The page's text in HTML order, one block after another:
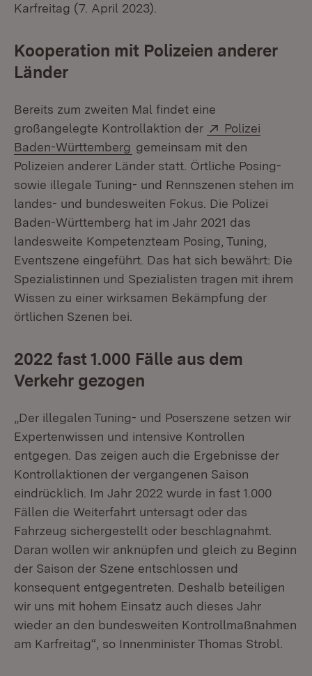
Karfreitag (7. April 2023).
Kooperation mit Polizeien anderer
Länder
Bereits zum zweiten Mal findet eine
großangelegte Kontrollaktion der
Extern:
Polizei
Baden-Württemberg (Öffnet in neuem Fenster)
gemeinsam mit den
Polizeien anderer Länder statt. Örtliche Posing-
sowie illegale Tuning- und Rennszenen stehen im
landes- und bundesweiten Fokus. Die Polizei
Baden-Württemberg hat im Jahr 2021 das
landesweite Kompetenzteam Posing, Tuning,
Eventszene eingeführt. Das hat sich bewährt: Die
Spezialistinnen und Spezialisten tragen mit ihrem
Wissen zu einer wirksamen Bekämpfung der
örtlichen Szenen bei.
2022 fast 1.000 Fälle aus dem
Verkehr gezogen
„Der illegalen Tuning- und Poserszene setzen wir
Expertenwissen und intensive Kontrollen
entgegen. Das zeigen auch die Ergebnisse der
Kontrollaktionen der vergangenen Saison
eindrücklich. Im Jahr 2022 wurde in fast 1.000
Fällen die Weiterfahrt untersagt oder das
Fahrzeug sichergestellt oder beschlagnahmt.
Daran wollen wir anknüpfen und gleich zu Beginn
der Saison der Szene entschlossen und
konsequent entgegentreten. Deshalb beteiligen
wir uns mit hohem Einsatz auch dieses Jahr
wieder an den bundesweiten Kontrollmaßnahmen
am Karfreitag“, so Innenminister Thomas Strobl.